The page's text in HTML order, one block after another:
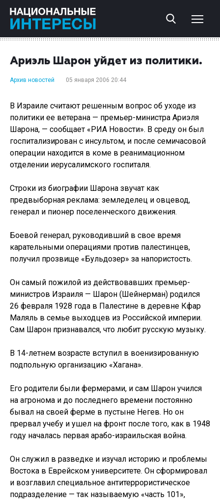
Ариэль Шарон уйдет из политики.
Архив новостей 05 января 2006 20:44
В Израиле считают решенным вопрос об уходе из
политики ее ветерана — премьер-министра Ариэля
Шарона, — сообщает «РИА Новости». В среду он был
госпитализирован с инсультом, и после семичасовой
операции находится в коме в реанимационном
отделении иерусалимского госпиталя.
Строки из биографии Шарона звучат как
предвыборная реклама: земледелец и овцевод,
генерал и пионер поселенческого движения.
Боевой генерал, руководивший в свое время
карательными операциями против палестинцев,
получил прозвище «Бульдозер» за напористость.
Он самый пожилой из действовавших премьер-
министров Израиля — Шарон (Шейнерман) родился
26 февраля 1928 года в Палестине в деревне Кфар
Маляль в семье выходцев из Российской империи.
Сам Шарон признавался, что любит русскую музыку.
В 14-летнем возрасте вступил в военизированную
подпольную организацию «Хагана».
Его родители были фермерами, и сам Шарон учился
на агронома и до последнего времени постоянно
бывал на своей ферме в пустыне Негев. Но он
прервал учебу и ушел на фронт после того, как в 1948
году началась первая арабо-израильская война.
Он служил в разведке и изучал историю и проблемы
Востока в Еврейском университете. Он сформировал
и возглавил специальное антитеррористическое
подразделение — так называемую «часть 101»,